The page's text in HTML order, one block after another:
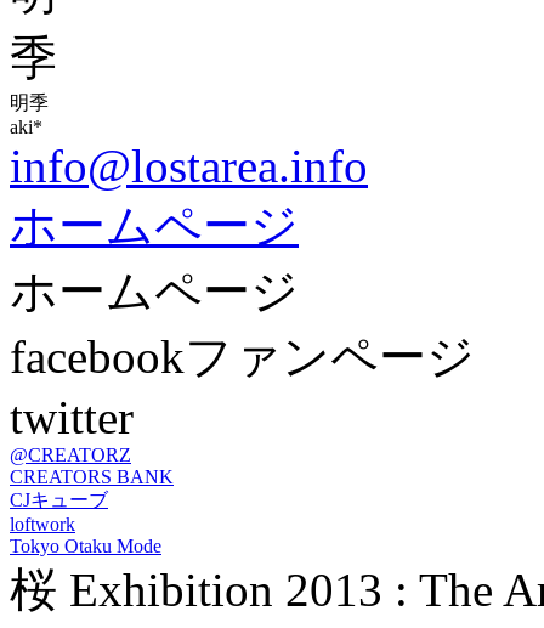
明季
aki*
info@lostarea.info
ホームページ
ホームページ
facebookファンページ
twitter
@CREATORZ
CREATORS BANK
CJキューブ
loftwork
Tokyo Otaku Mode
桜 Exhibition 2013 : The